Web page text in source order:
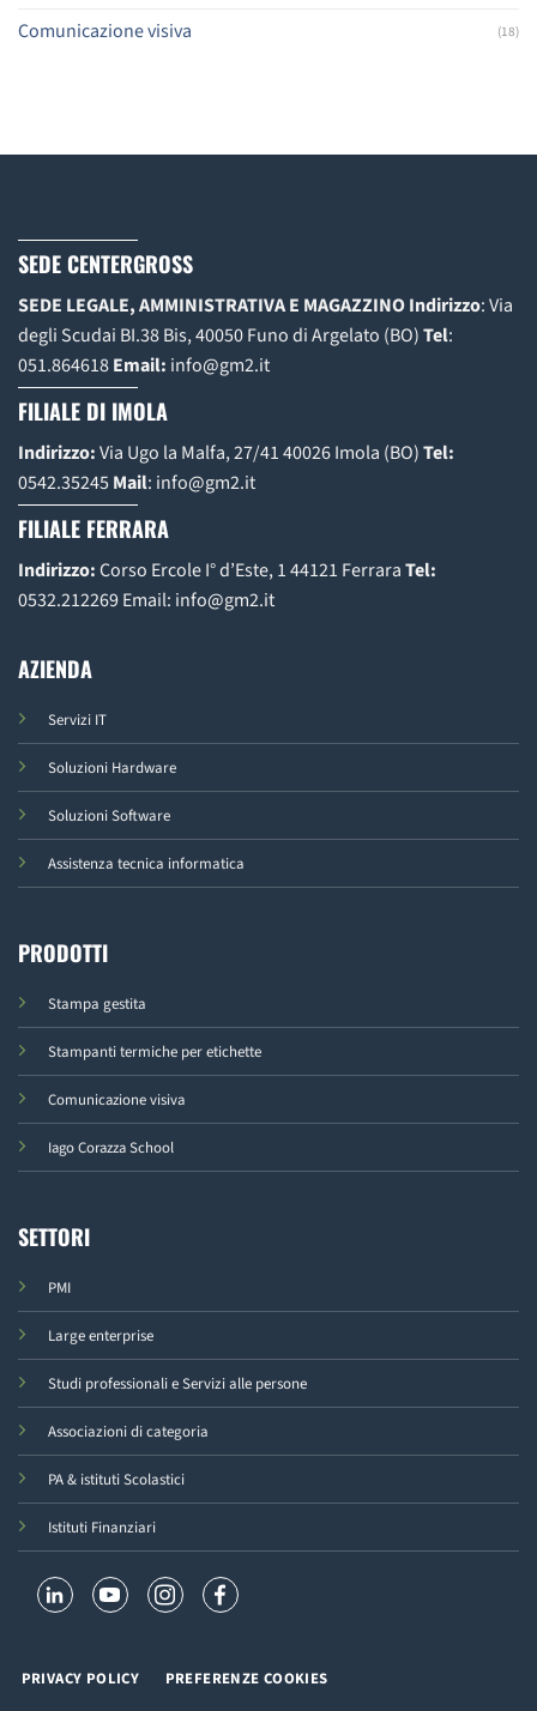
Comunicazione visiva (18)
SEDE CENTERGROSS
SEDE LEGALE, AMMINISTRATIVA E MAGAZZINOIndirizzo: Via
degli Scudai BI.38 Bis, 40050 Funo di Argelato (BO)Tel:
051.864618Email: info@gm2.it
FILIALE DI IMOLA
Indirizzo:Via Ugo la Malfa, 27/41 40026 Imola (BO)Tel:
0542.35245Mail: info@gm2.it
FILIALE FERRARA
Indirizzo:Corso Ercole I° d’Este, 1 44121 FerraraTel:
0532.212269Email: info@gm2.it
AZIENDA
Servizi IT
Soluzioni Hardware
Soluzioni Software
Assistenza tecnica informatica
PRODOTTI
Stampa gestita
Stampanti termiche per etichette
Comunicazione visiva
Iago Corazza School
SETTORI
PMI
Large enterprise
Studi professionali e Servizi alle persone
Associazioni di categoria
PA & istituti Scolastici
Istituti Finanziari
PRIVACY POLICY PREFERENZE COOKIES